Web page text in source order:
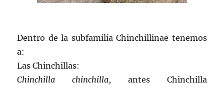
Dentro de la subfamilia Chinchillinae tenemos
a:
Las Chinchillas:
Chinchilla chinchilla, antes Chinchilla